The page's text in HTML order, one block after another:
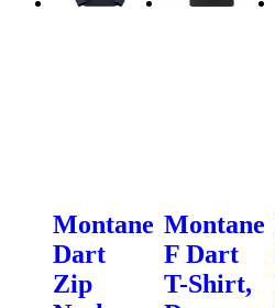
Montane
Dart
Zip
Montane
F Dart
T-Shirt,